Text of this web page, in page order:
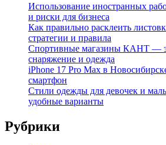
Использование иностранных
и риски для бизнеса
Как правильно расклеить
стратегии и правила
Спортивные магазины КАНТ —
снаряжение и одежда
iPhone 17 Pro Max в
смартфон
Стили одежды для девочек и
удобные варианты
Рубрики